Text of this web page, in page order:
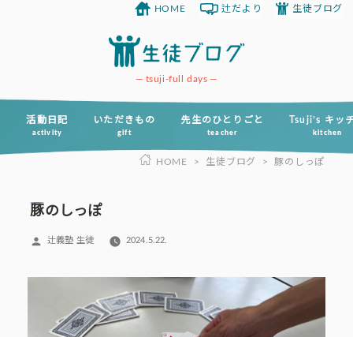
ツ
tsuji-full days
活動日記
activity
いただきもの
gift
先生のひとりごと
teacher
Tsuji’s キッ
kitchen
HOME 辻だより 生徒ブログ
HOME > 生徒ブログ > 豚のしっぽ
豚のしっぽ
投
辻義塾 生徒 2024.5.22.